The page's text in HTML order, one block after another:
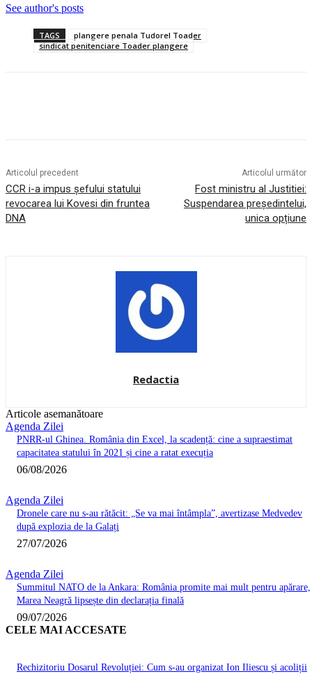
See author's posts
TAGS
plangere penala Tudorel Toader
sindicat penitenciare Toader plangere
Articolul precedent
CCR i-a impus șefului statului
revocarea lui Kovesi din fruntea
DNA
Articolul următor
Fost ministru al Justitiei:
Suspendarea președintelui,
unica opțiune
Redactia
Articole asemanătoare
Agenda Zilei
PNRR-ul Ghinea. România din Excel, la scadență: cine a supraestimat
capacitatea statului în 2021 și cine a ratat execuția
06/08/2026
Agenda Zilei
Dronele care nu s-au rătăcit: „Se va mai întâmpla”, avertizase Medvedev
după explozia de la Galați
27/07/2026
Agenda Zilei
Summitul NATO de la Ankara: România promite mai mult pentru apărare,
Marea Neagră lipsește din declarația finală
09/07/2026
CELE MAI ACCESATE
Rechizitoriu Dosarul Revoluției: Cum s-au organizat Ion Iliescu și acoliții